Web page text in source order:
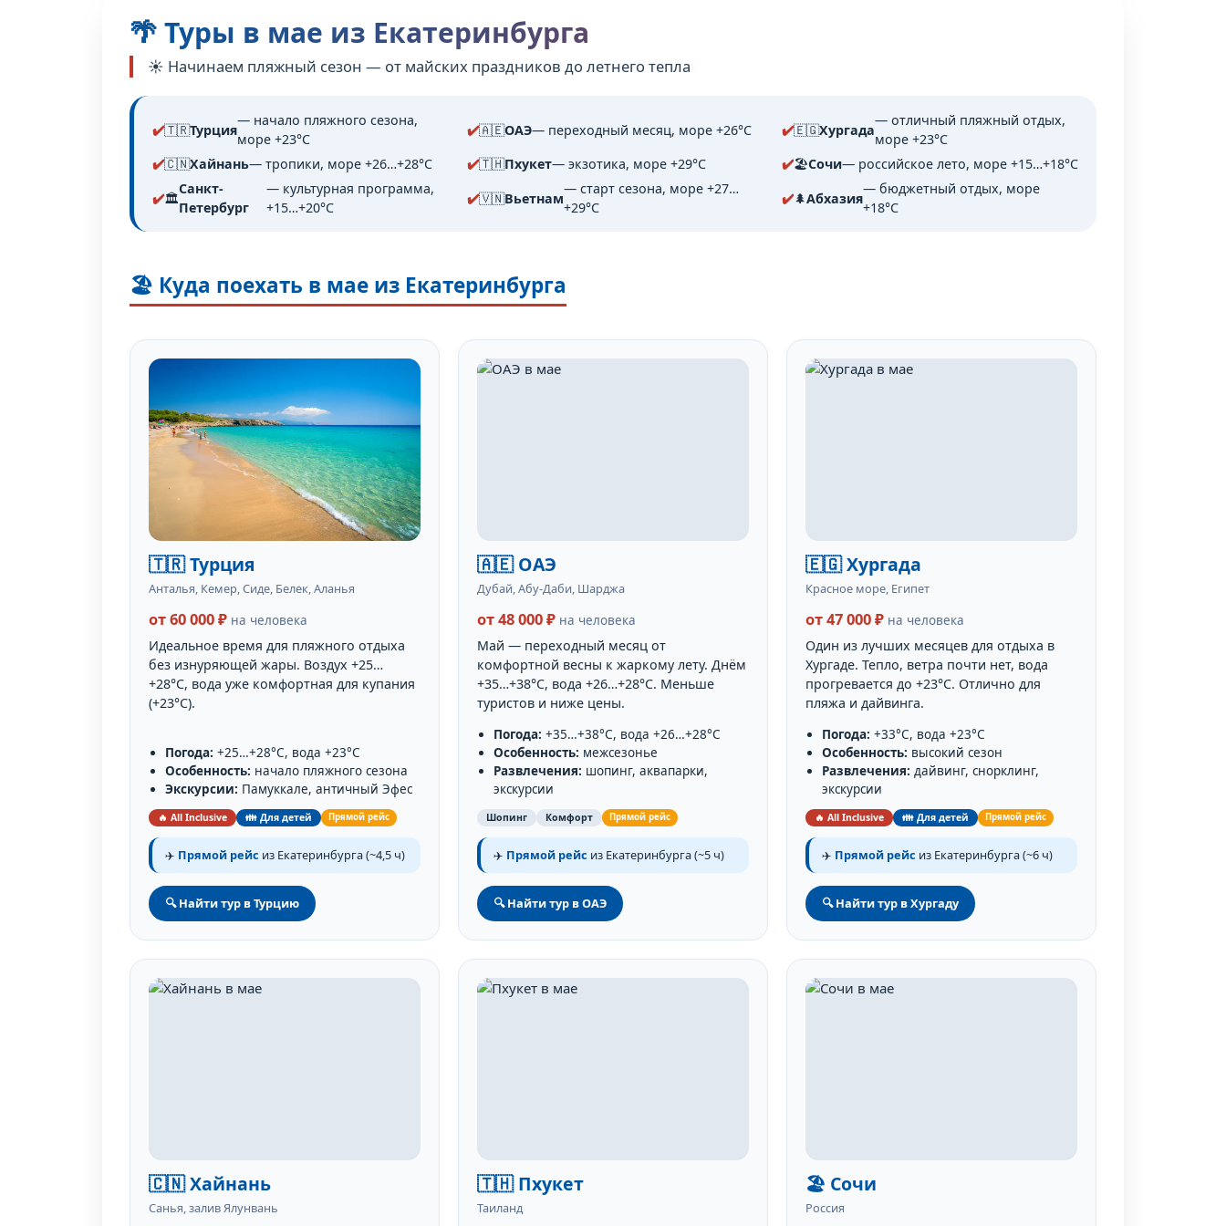
🌴 Туры в мае из Екатеринбурга
☀️ Начинаем пляжный сезон — от майских праздников до летнего тепла
🇹🇷Турция
— начало пляжного сезона,
море +23°C
🇦🇪ОАЭ— переходный месяц, море +26°C 🇪🇬Хургада
— отличный пляжный отдых,
море +23°C
🇨🇳Хайнань— тропики, море +26…+28°C 🇹🇭Пхукет— экзотика, море +29°C 🏖️Сочи— российское лето, море +15…+18°C
🏛️
Санкт-
Петербург
— культурная программа,
+15…+20°C
🇻🇳Вьетнам
— старт сезона, море +27…
+29°C
🌲Абхазия
— бюджетный отдых, море
+18°C
🏖️ Куда поехать в мае из Екатеринбурга
🇹🇷 Турция
Анталья, Кемер, Сиде, Белек, Аланья
от 60 000 ₽ на человека
Идеальное время для пляжного отдыха
без изнуряющей жары. Воздух +25…
+28°C, вода уже комфортная для купания
(+23°C).
Погода: +25…+28°C, вода +23°C
Особенность: начало пляжного сезона
Экскурсии: Памуккале, античный Эфес
🔥 All Inclusive 👪 Для детей Прямой рейс
✈️ Прямой рейс из Екатеринбурга (~4,5 ч)
🔍 Найти тур в Турцию
🇦🇪 ОАЭ
Дубай, Абу-Даби, Шарджа
от 48 000 ₽ на человека
Май — переходный месяц от
комфортной весны к жаркому лету. Днём
+35…+38°C, вода +26…+28°C. Меньше
туристов и ниже цены.
Погода: +35…+38°C, вода +26…+28°C
Особенность: межсезонье
Развлечения: шопинг, аквапарки,
экскурсии
Шопинг Комфорт Прямой рейс
✈️ Прямой рейс из Екатеринбурга (~5 ч)
🔍 Найти тур в ОАЭ
🇪🇬 Хургада
Красное море, Египет
от 47 000 ₽ на человека
Один из лучших месяцев для отдыха в
Хургаде. Тепло, ветра почти нет, вода
прогревается до +23°C. Отлично для
пляжа и дайвинга.
Погода: +33°C, вода +23°C
Особенность: высокий сезон
Развлечения: дайвинг, снорклинг,
экскурсии
🔥 All Inclusive 👪 Для детей Прямой рейс
✈️ Прямой рейс из Екатеринбурга (~6 ч)
🔍 Найти тур в Хургаду
🇨🇳 Хайнань
Санья, залив Ялунвань
🇹🇭 Пхукет
Таиланд
🏖️ Сочи
Россия